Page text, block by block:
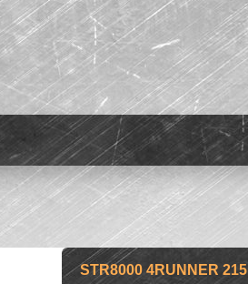
STR8000 4RUNNER 215